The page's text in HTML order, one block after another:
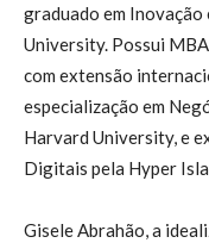
graduado em
University. Possui
com extensão
especialização em
Harvard University, e
Digitais pela Hyper
Gisele Abrahão, a